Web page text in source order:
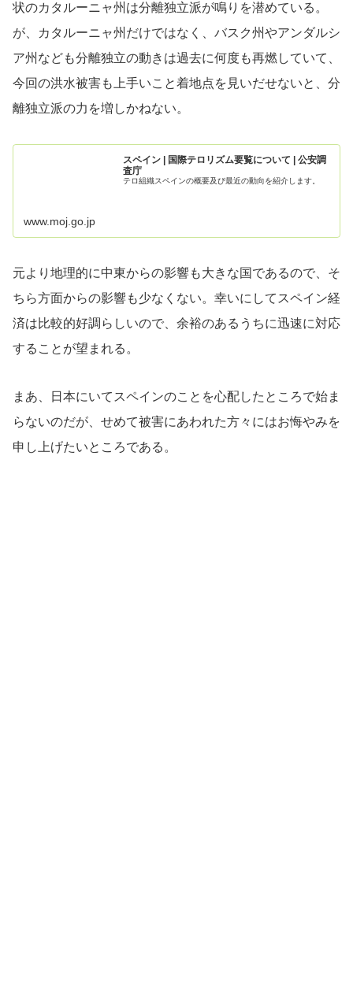
状のカタルーニャ州は分離独立派が鳴りを潜めている。
が、カタルーニャ州だけではなく、バスク州やアンダルシ
ア州なども分離独立の動きは過去に何度も再燃していて、
今回の洪水被害も上手いこと着地点を見いだせないと、分
離独立派の力を増しかねない。
スペイン | 国際テロリズム要覧について | 公安調
査庁
テロ組織スペインの概要及び最近の動向を紹介します。
www.moj.go.jp
元より地理的に中東からの影響も大きな国であるので、そ
ちら方面からの影響も少なくない。幸いにしてスペイン経
済は比較的好調らしいので、余裕のあるうちに迅速に対応
することが望まれる。
まあ、日本にいてスペインのことを心配したところで始ま
らないのだが、せめて被害にあわれた方々にはお悔やみを
申し上げたいところである。